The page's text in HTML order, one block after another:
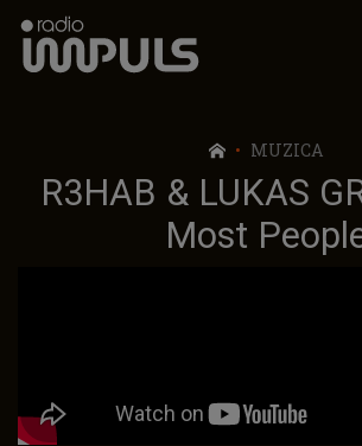
Radio Impuls
MUZICA
R3HAB & LUKAS
Most